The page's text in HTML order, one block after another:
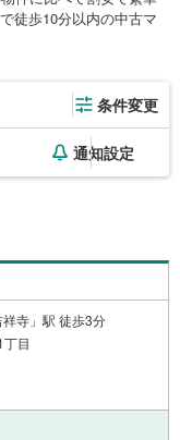
徒歩10分以内の中古マ
条件変更
通知設定
寺」駅 徒歩3分
目